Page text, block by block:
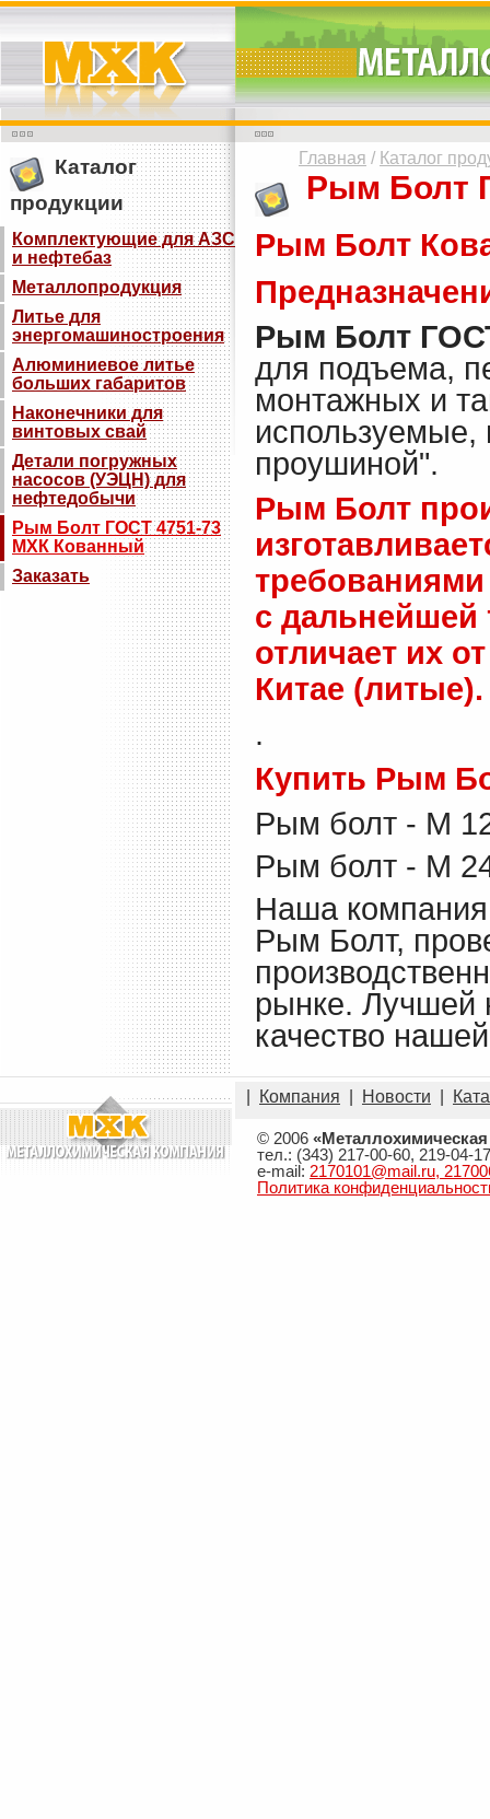
Каталог
продукции
Комплектующие для АЗС
и нефтебаз
Металлопродукция
Литье для
энергомашиностроения
Алюминиевое литье
больших габаритов
Наконечники для
винтовых свай
Детали погружных
насосов (УЭЦН) для
нефтедобычи
Рым Болт ГОСТ 4751-73
МХК Кованный
Заказать
Главная / Каталог
Рым Болт
Рым Болт
Рым Болт
для подъема,
монтажных и
используемые,
проушиной".
Рым Болт
требованиями
с дальнейшей
отличает их
Китае (литые).
.
Купить Рым
Рым болт - М
Рым болт - М
Наша компания
Рым Болт,
рынке. Лучшей
качество
Компания Новости
© 2006
тел.: (343) 217-00-60, 219-04-
e-mail: 2170101@mail.ru,
Политика